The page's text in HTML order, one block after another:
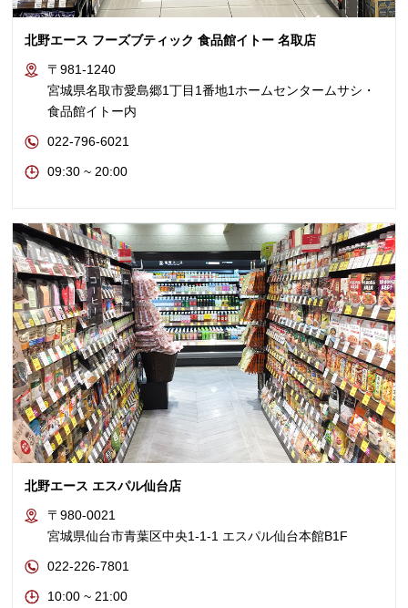
北野エース フーズブティック 食品館イトー 名取店
〒981-1240
宮城県名取市愛島郷1丁目1番地1ホームセンタームサシ・
食品館イトー内
022-796-6021
09:30 ~ 20:00
北野エース エスパル仙台店
〒980-0021
宮城県仙台市青葉区中央1-1-1 エスパル仙台本館B1F
022-226-7801
10:00 ~ 21:00